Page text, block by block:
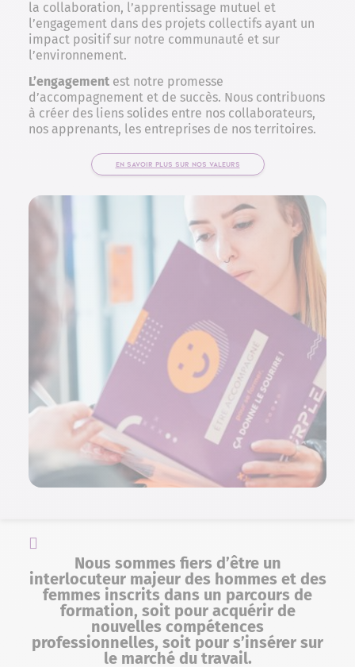
la collaboration, l’apprentissage mutuel et
l’engagement dans des projets collectifs ayant un
impact positif sur notre communauté et sur
l’environnement.
L’engagement est notre promesse
d’accompagnement et de succès. Nous contribuons
à créer des liens solides entre nos collaborateurs,
nos apprenants, les entreprises de nos territoires.
EN SAVOIR PLUS SUR NOS VALEURS
Nous sommes fiers d’être un
interlocuteur majeur des hommes et des
femmes inscrits dans un parcours de
formation, soit pour acquérir de
nouvelles compétences
professionnelles, soit pour s’insérer sur
le marché du travail.